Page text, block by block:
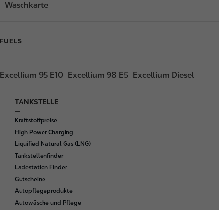
Waschkarte
FUELS
Excellium 95 E10 Excellium 98 E5 Excellium Diesel
F
o
o
t
e
r
TANKSTELLE
Kraftstoffpreise
High Power Charging
Liquified Natural Gas (LNG)
Tankstellenfinder
Ladestation Finder
Gutscheine
Autopflegeprodukte
Autowäsche und Pflege